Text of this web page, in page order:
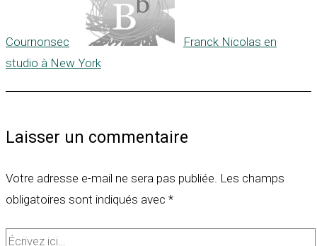
Cournonsec
Franck Nicolas en
studio à New York
Laisser un commentaire
Votre adresse e-mail ne sera pas publiée. Les champs
obligatoires sont indiqués avec *
Écrivez